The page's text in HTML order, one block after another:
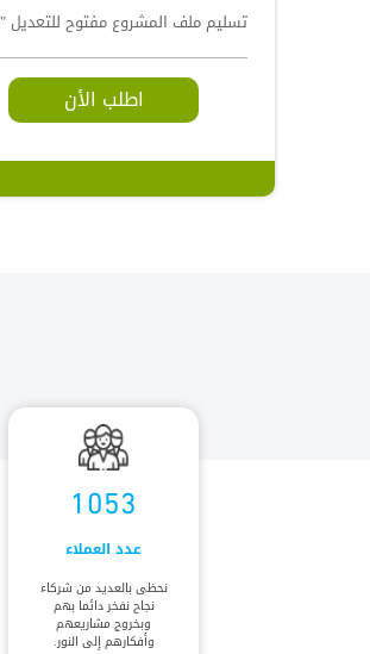
تسليم ملف المشروع مفتوح للتعديل "Word"
اطلب الأن
1053
عدد العملاء
نحظى بالعديد من شركاء
نجاح نفخر دائما بهم
وبخروج مشاريعهم
وأفكارهم إلى النور.